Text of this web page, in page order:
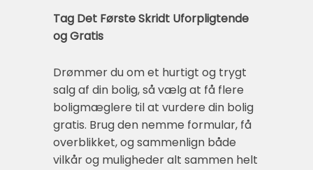
Tag Det Første Skridt Uforpligtende
og Gratis
Drømmer du om et hurtigt og trygt
salg af din bolig, så vælg at få flere
boligmæglere til at vurdere din bolig
gratis. Brug den nemme formular, få
overblikket, og sammenlign både
vilkår og muligheder alt sammen helt